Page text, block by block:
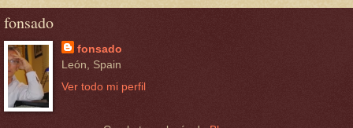
fonsado
fonsado
León, Spain
Ver todo mi perfil